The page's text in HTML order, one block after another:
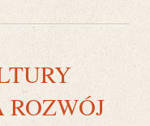
ROZWÓJ